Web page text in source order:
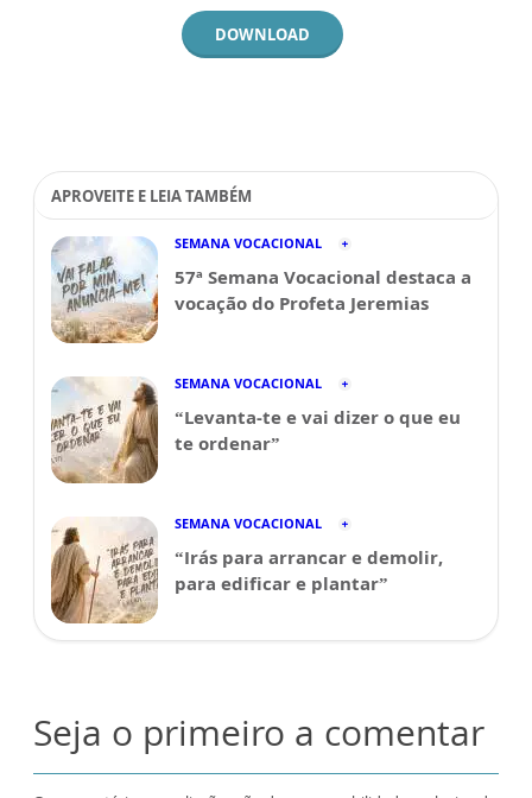
DOWNLOAD
APROVEITE E LEIA TAMBÉM
SEMANA VOCACIONAL
57ª Semana Vocacional destaca a
vocação do Profeta Jeremias
SEMANA VOCACIONAL
“Levanta-te e vai dizer o que eu
te ordenar”
SEMANA VOCACIONAL
“Irás para arrancar e demolir,
para edificar e plantar”
Seja o primeiro a comentar